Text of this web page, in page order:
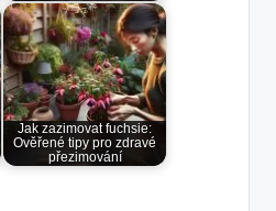
Jak zazimovat fuchsie:
Ověřené tipy pro zdravé
přezimování